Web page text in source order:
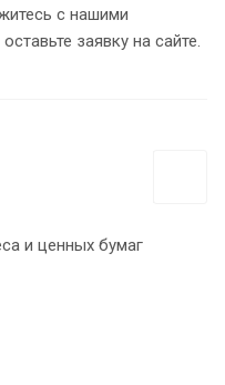
с нашими
заявку на сайте.